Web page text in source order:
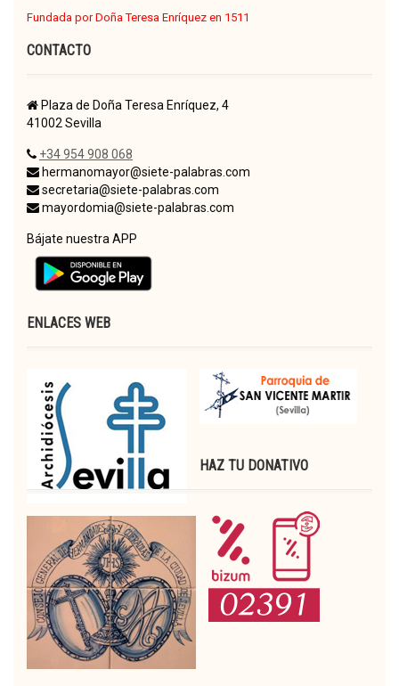
Fundada por Doña Teresa Enríquez en 1511
CONTACTO
Plaza de Doña Teresa Enríquez, 4
41002 Sevilla
+34 954 908 068
hermanomayor@siete-palabras.com
secretaria@siete-palabras.com
mayordomia@siete-palabras.com
Bájate nuestra APP
ENLACES WEB
HAZ TU DONATIVO